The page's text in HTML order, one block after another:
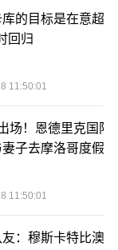
的目标是在意超杯
回归
11:50:01
场！恩德里克国际
妻子去摩洛哥度假️
11:50:01
：穆斯卡特比澳波